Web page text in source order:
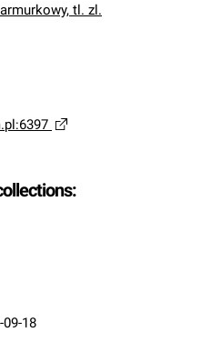
tl. zl.
09-18